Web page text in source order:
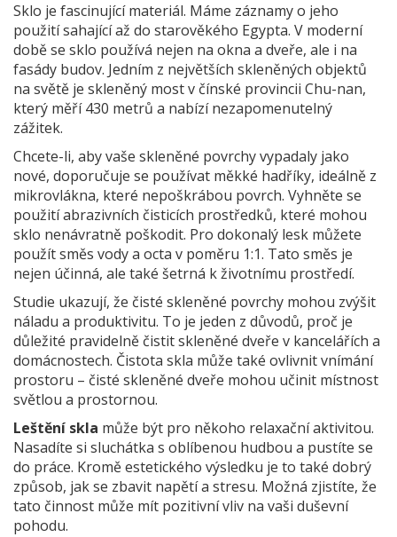
Sklo je fascinující materiál. Máme záznamy o jeho
použití sahající až do starověkého Egypta. V moderní
době se sklo používá nejen na okna a dveře, ale i na
fasády budov. Jedním z největších skleněných objektů
na světě je skleněný most v čínské provincii Chu-nan,
který měří 430 metrů a nabízí nezapomenutelný
zážitek.
Chcete-li, aby vaše skleněné povrchy vypadaly jako
nové, doporučuje se používat měkké hadříky, ideálně z
mikrovlákna, které nepoškrábou povrch. Vyhněte se
použití abrazivních čisticích prostředků, které mohou
sklo nenávratně poškodit. Pro dokonalý lesk můžete
použít směs vody a octa v poměru 1:1. Tato směs je
nejen účinná, ale také šetrná k životnímu prostředí.
Studie ukazují, že čisté skleněné povrchy mohou zvýšit
náladu a produktivitu. To je jeden z důvodů, proč je
důležité pravidelně čistit skleněné dveře v kancelářích a
domácnostech. Čistota skla může také ovlivnit vnímání
prostoru – čisté skleněné dveře mohou učinit místnost
světlou a prostornou.
Leštění skla může být pro někoho relaxační aktivitou.
Nasadíte si sluchátka s oblíbenou hudbou a pustíte se
do práce. Kromě estetického výsledku je to také dobrý
způsob, jak se zbavit napětí a stresu. Možná zjistíte, že
tato činnost může mít pozitivní vliv na vaši duševní
pohodu.